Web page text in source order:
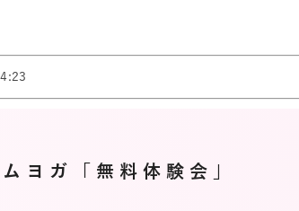
ヨガ「無料体験会」